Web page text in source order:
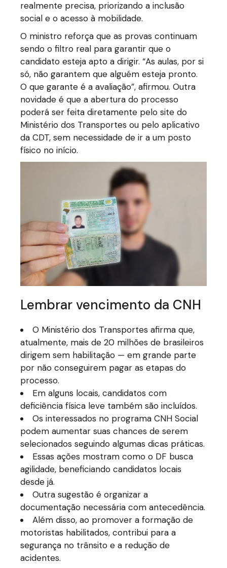
realmente precisa, priorizando a inclusão
social e o acesso à mobilidade.
O ministro reforça que as provas continuam
sendo o filtro real para garantir que o
candidato esteja apto a dirigir. “As aulas, por si
só, não garantem que alguém esteja pronto.
O que garante é a avaliação”, afirmou. Outra
novidade é que a abertura do processo
poderá ser feita diretamente pelo site do
Ministério dos Transportes ou pelo aplicativo
da CDT, sem necessidade de ir a um posto
físico no início.
Lembrar vencimento da CNH
O Ministério dos Transportes afirma que,
atualmente, mais de 20 milhões de brasileiros
dirigem sem habilitação — em grande parte
por não conseguirem pagar as etapas do
processo.
Em alguns locais, candidatos com
deficiência física leve também são incluídos.
Os interessados no programa CNH Social
podem aumentar suas chances de serem
selecionados seguindo algumas dicas práticas.
Essas ações mostram como o DF busca
agilidade, beneficiando candidatos locais
desde já.
Outra sugestão é organizar a
documentação necessária com antecedência.
Além disso, ao promover a formação de
motoristas habilitados, contribui para a
segurança no trânsito e a redução de
acidentes.